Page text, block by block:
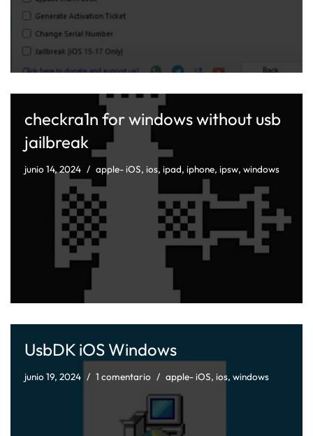
checkra1n for windows without usb
jailbreak
junio 14, 2024 apple- iOS, ios, ipad, iphone, ipsw, windows
UsbDK iOS Windows
junio 19, 2024 1 comentario apple- iOS, ios, windows